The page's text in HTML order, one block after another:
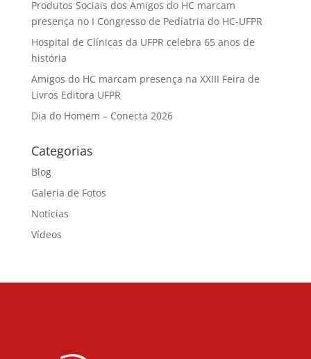
Produtos Sociais dos Amigos do HC marcam
presença no I Congresso de Pediatria do HC-UFPR
Hospital de Clínicas da UFPR celebra 65 anos de
história
Amigos do HC marcam presença na XXIII Feira de
Livros Editora UFPR
Dia do Homem – Conecta 2026
Categorias
Blog
Galeria de Fotos
Notícias
Vídeos